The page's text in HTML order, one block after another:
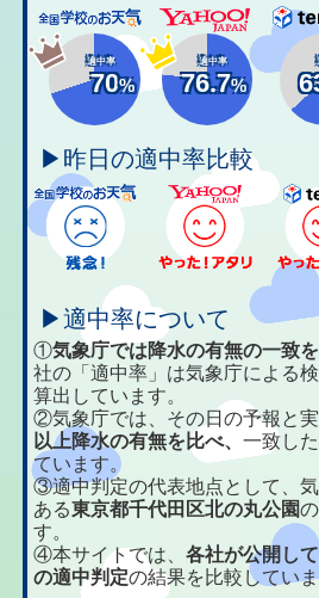
適中率
70%
適中率
76.7%
▶昨日の適中率比較
▶適中率について
①気象庁では降水の有無の一致
社の「適中率」は気象庁による
算出しています。
②気象庁では、その日の予報と
以上降水の有無を比べ、一致し
ています。
③適中判定の代表地点として、
ある東京都千代田区北の丸公園
す。
④本サイトでは、各社が公開し
の適中判定の結果を比較していま